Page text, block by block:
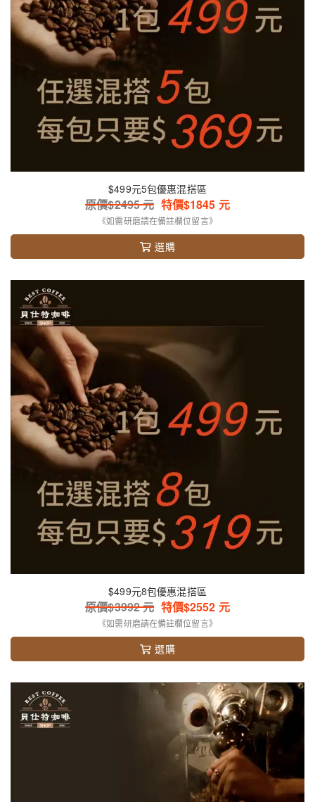
$499元5包優惠混搭區
原價$2495元 特價$1845 元
《如需研磨請在備註欄位留言》
選購
$499元8包優惠混搭區
原價$3992元 特價$2552 元
《如需研磨請在備註欄位留言》
選購